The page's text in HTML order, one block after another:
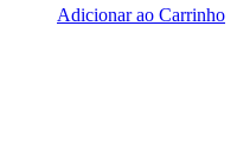
Adicionar ao Carrinho